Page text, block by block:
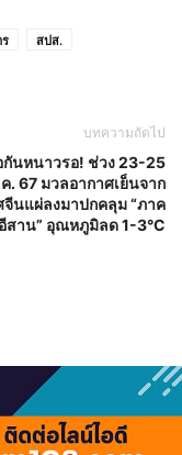
สปส.
บทความถัดไป
กันหนาวรอ! ช่วง 23-25
. 67 มวลอากาศเย็นจาก
จีนแผ่ลงมาปกคลุม “ภาค
สาน” อุณหภูมิลด 1-3°C